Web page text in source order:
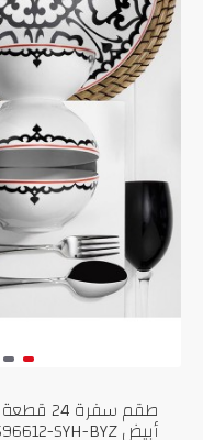
طقم
أبيض KTH-ZG24Y2430596612-SYH-BYZ